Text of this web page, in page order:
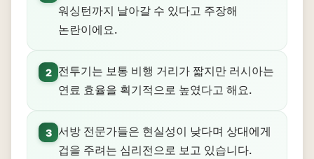
워싱턴까지 날아갈 수 있다고 주장해
논란이에요.
2
전투기는 보통 비행 거리가 짧지만 러시아는
연료 효율을 획기적으로 높였다고 해요.
3 서방 전문가들은 현실성이 낮다며 상대에게
겁을 주려는 심리전으로 보고 있습니다.